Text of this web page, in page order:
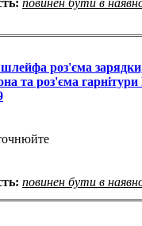
повинен бути в
шлейфа роз'єма
та роз'єма
повинен бути в